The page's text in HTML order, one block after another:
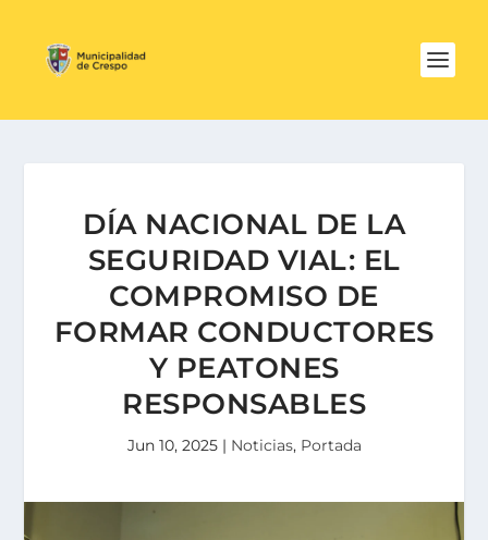
DÍA NACIONAL DE LA
SEGURIDAD VIAL: EL
COMPROMISO DE
FORMAR CONDUCTORES
Y PEATONES
RESPONSABLES
Jun 10, 2025| Noticias, Portada